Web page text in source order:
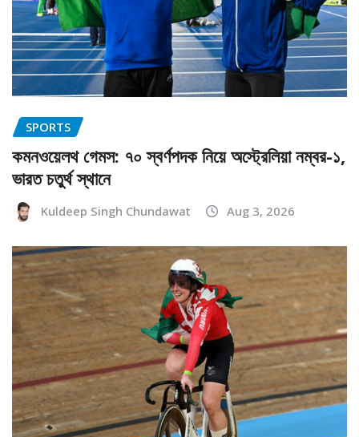
SPORTS
কমনওয়েলথ গেমস: ৭০ স্বর্ণপদক নিয়ে অস্ট্রেলিয়া নম্বর-১,
ভারত চতুর্থ স্থানে
Kuldeep Singh Chundawat Aug 3, 2026